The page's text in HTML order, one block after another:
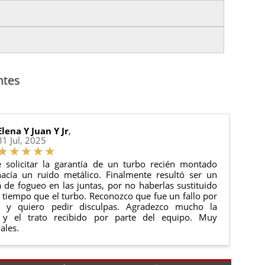
generales
del pedido para que puedas localizar tu paquete
de tu pedido.
Y Juan Y Jr,
Jul, 2025
solicitar la garantía de un turbo recién montado
un ruido metálico. Finalmente resultó ser un
de fogueo en las juntas, por no haberlas sustituido
que el turbo. Reconozco que fue un fallo por
y quiero pedir disculpas. Agradezco mucho la
y el trato recibido por parte del equipo. Muy